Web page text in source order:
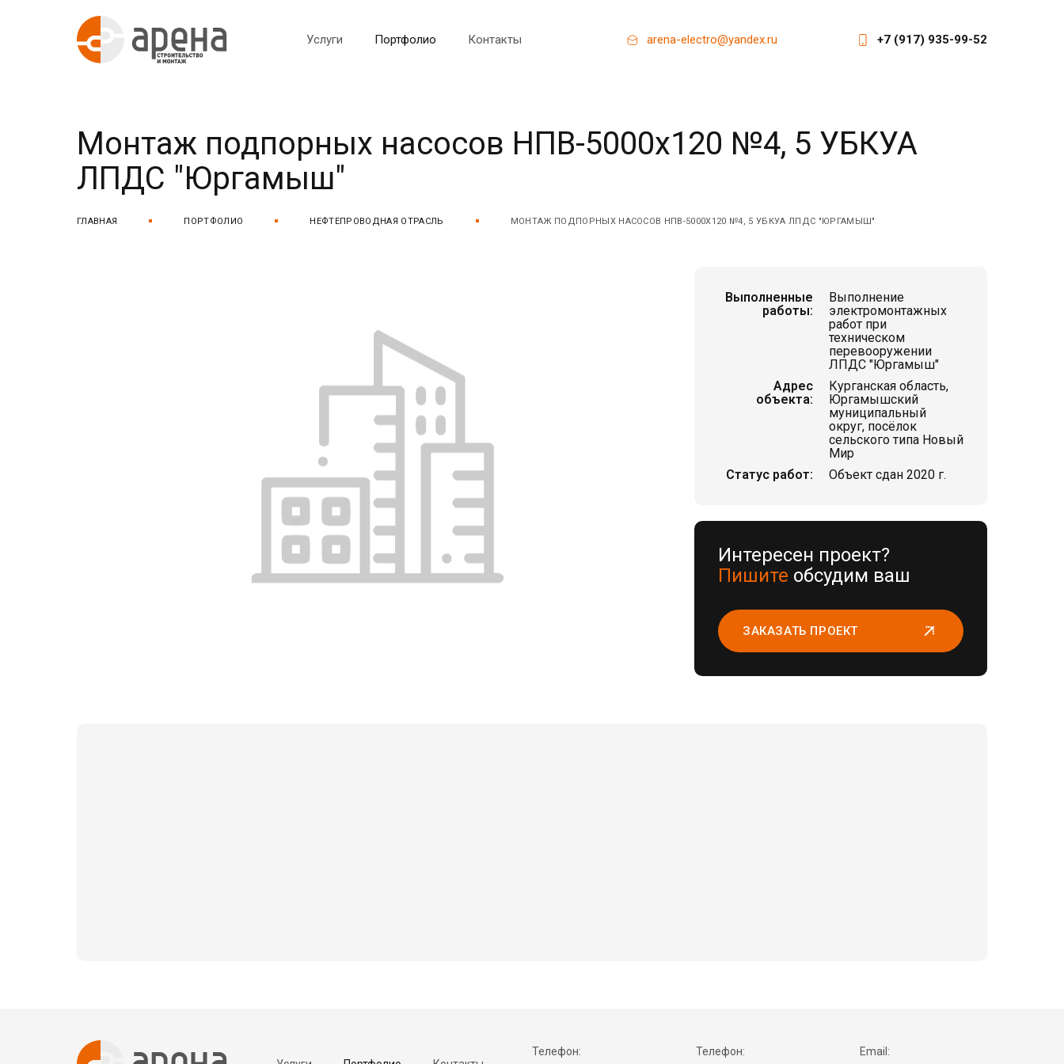
Услуги Портфолио Контакты arena-electro@yandex.ru +7 (917) 935-99-52
Монтаж подпорных насосов НПВ-5000х120 №4, 5 УБКУА
ЛПДС "Юргамыш"
ГЛАВНАЯ ПОРТФОЛИО НЕФТЕПРОВОДНАЯ ОТРАСЛЬ МОНТАЖ ПОДПОРНЫХ НАСОСОВ НПВ-5000Х120 №4, 5 УБКУА ЛПДС "ЮРГАМЫШ"
Выполненные
работы:
Выполнение
электромонтажных
работ при
техническом
перевооружении
ЛПДС "Юргамыш"
Адрес
объекта:
Курганская область,
Юргамышский
муниципальный
округ, посёлок
сельского типа Новый
Мир
Статус работ:
Объект сдан 2020 г.
Интересен проект?
Пишите обсудим ваш
ЗАКАЗАТЬ ПРОЕКТ
Телефон: Телефон: Email: